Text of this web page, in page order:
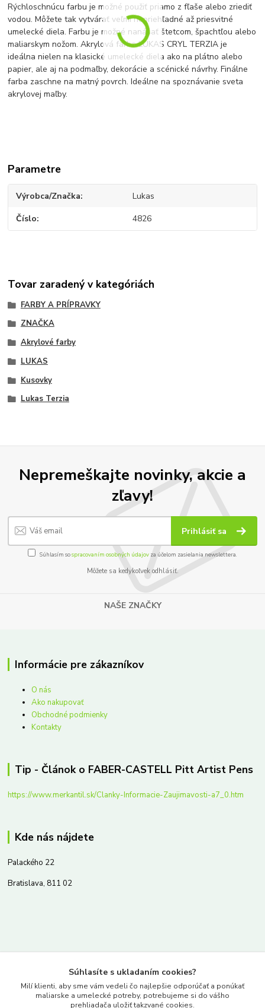
Rýchloschnúcu farbu je možné použiť priamo z fľaše alebo zriediť
vodou. Môžete tak vytvárať veľmi nepriehľadné až priesvitné
umelecké diela. Farbu je možné nanášať štetcom, špachtľou alebo
maliarskym nožom. Akrylová farba LUKAS CRYL TERZIA je
ideálna nielen na klasické umelecké diela ako na plátno alebo
papier, ale aj na podmaľby, dekorácie a scénické návrhy.Finálne
farba zaschne na matný povrch. Ideálne na spoznávanie sveta
akrylovej maľby.
Parametre
Výrobca/Značka Lukas
Číslo 4826
Tovar zaradený v kategóriách
FARBY A PRÍPRAVKY
ZNAČKA
Akrylové farby
LUKAS
Kusovky
Lukas Terzia
Nepremeškajte novinky, akcie a
zľavy!
Prihlásiť sa
Súhlasím sospracovaním osobných údajov za účelom zasielania newslettera.
Môžete sa kedykoľvek odhlásiť.
NAŠE ZNAČKY
Informácie pre zákazníkov
O nás
Ako nakupovať
Obchodné podmienky
Kontakty
Tip - Článok o FABER-CASTELL Pitt Artist Pens
https://www.merkantil.sk/Clanky-Informacie-Zaujimavosti-a7_0.htm
Kde nás nájdete
Palackého 22
Bratislava, 811 02
www.merkantil.sk
Súhlasíte s ukladaním cookies?
Milí klienti, aby sme vám vedeli čo najlepšie odporúčať a ponúkať
maliarske a umelecké potreby, potrebujeme si do vášho
prehliadača uložiť takzvané cookies.